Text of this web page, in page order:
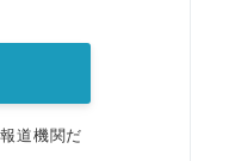
道機関だ